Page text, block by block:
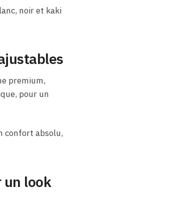
noir et kaki
premium,
pour un
confort absolu,
un look